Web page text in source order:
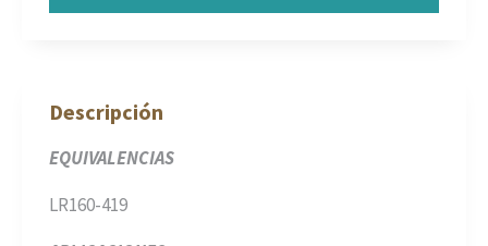
Descripción
EQUIVALENCIAS
LR160-419